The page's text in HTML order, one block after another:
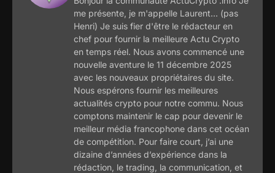
me présente, je m'appelle Laurent... (pas
Henri) Je suis fier d'être le rédacteur en
chef pour fournir la meilleure Actu Crypto
en temps réel. Nous avons commencé une
nouvelle aventure le 11 décembre 2025
avec les nouveaux propriétaires du site.
Nous espérons fournir les meilleures
actualités crypto pour notre commu. Nous
comptons maintenir le cap pour devenir le
meilleur média francophone dans cet océan
de compétition. Pour faire court, j’ai une
dizaine d’années d’expérience dans la
rédaction, le trading, la communication, et